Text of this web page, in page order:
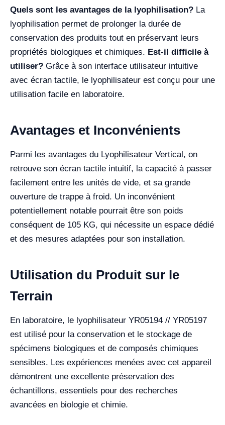
Quels sont les avantages de la lyophilisation? La
lyophilisation permet de prolonger la durée de
conservation des produits tout en préservant leurs
propriétés biologiques et chimiques. Est-il difficile à
utiliser? Grâce à son interface utilisateur intuitive
avec écran tactile, le lyophilisateur est conçu pour une
utilisation facile en laboratoire.
Avantages et Inconvénients
Parmi les avantages du Lyophilisateur Vertical, on
retrouve son écran tactile intuitif, la capacité à passer
facilement entre les unités de vide, et sa grande
ouverture de trappe à froid. Un inconvénient
potentiellement notable pourrait être son poids
conséquent de 105 KG, qui nécessite un espace dédié
et des mesures adaptées pour son installation.
Utilisation du Produit sur le
Terrain
En laboratoire, le lyophilisateur YR05194 // YR05197
est utilisé pour la conservation et le stockage de
spécimens biologiques et de composés chimiques
sensibles. Les expériences menées avec cet appareil
démontrent une excellente préservation des
échantillons, essentiels pour des recherches
avancées en biologie et chimie.